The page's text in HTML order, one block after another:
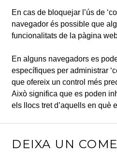
En cas de bloquejar l’ús de
navegador és possible que
funcionalitats de la pàgina
En alguns navegadors es
específiques per administrar
que ofereix un control més
Això significa que es poden
els llocs tret d’aquells en què
DEIXA UN